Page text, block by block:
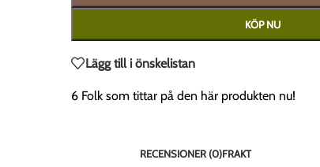
KÖP NU
Lägg till i önskelistan
6 Folk som tittar på den här produkten nu!
RECENSIONER (0)FRAKT